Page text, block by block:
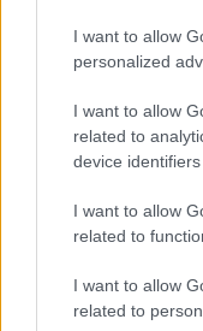
I want to allow
personalized
I want to allow
related to
device identifiers
I want to allow
related to
I want to allow
related to
προγενέστερο